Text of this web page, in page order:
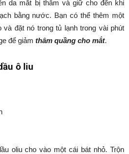
da mắt bị thâm và giữ cho đến khi
bằng nước. Bạn có thể thêm một
đặt nó trong tủ lạnh trong vài phút
để giảm thâm quầng cho mắt.
ô liu
oliu cho vào một cái bát nhỏ. Trộn